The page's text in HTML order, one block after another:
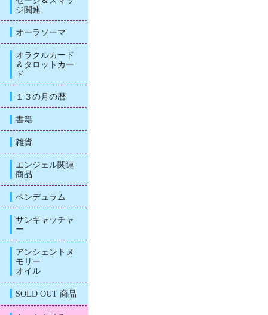
ジ関連
オーラソーマ
オラクルカード
＆タロットカー
ド
１３の月の暦
書籍
雑貨
エンジェル関連
商品
ペンデュラム
サンキャッチャ
ー
アンシェントメ
モリー
オイル
SOLD OUT 商品